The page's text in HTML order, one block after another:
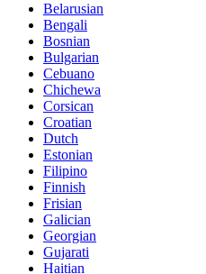
Belarusian
Bengali
Bosnian
Bulgarian
Cebuano
Chichewa
Corsican
Croatian
Dutch
Estonian
Filipino
Finnish
Frisian
Galician
Georgian
Gujarati
Haitian